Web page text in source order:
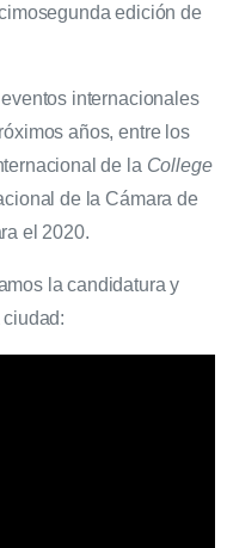
edición de
internacionales
años, entre los
de la College
de la Cámara de
el 2020.
la candidatura y
ciudad: